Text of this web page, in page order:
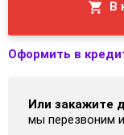
В
Оформить в
Или закажите
мы перезвоним